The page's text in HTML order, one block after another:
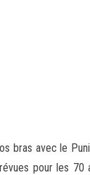
bras avec le
pour les 70